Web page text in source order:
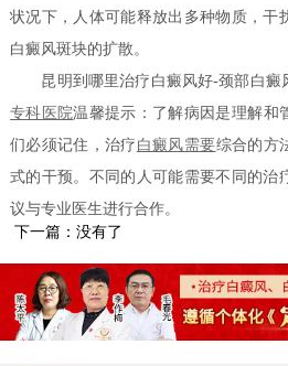
状况下，人体可能释放出多种物质，干
白癜风斑块的扩散。
昆明到哪里治疗白癜风好-颈部白癜
专科医院温馨提示：了解病因是理解和
们必须记住，治疗 白癜风需要综合的方
式的干预。不同的人可能需要不同的治
议与专业医生进行合作。
下一篇：没有了